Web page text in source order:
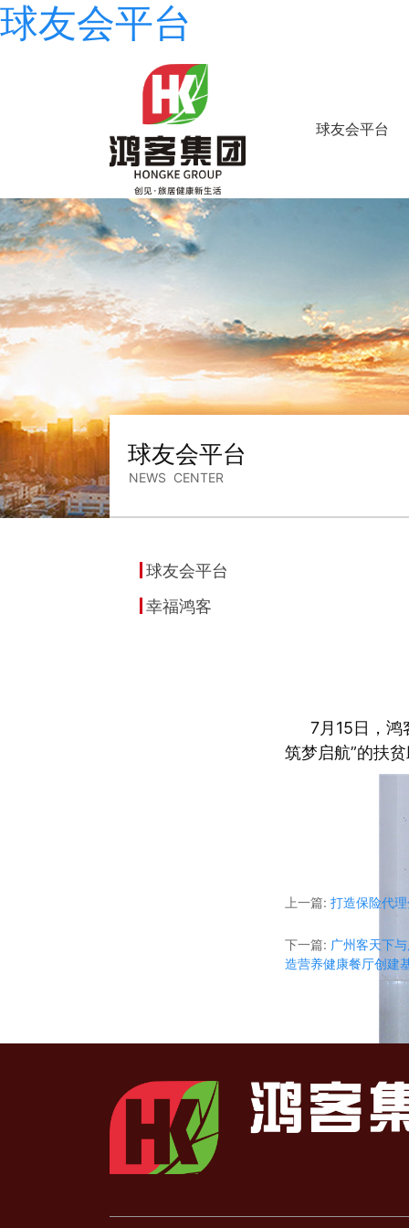
球友会平台
球友会平台
球友会平台
NEWS CENTER
幸福鸿客
球友会平台
7月15日，鸿
筑梦启航”的扶
上一篇: 打造保险代
下一篇: 广州客天下
造营养健康餐厅创建